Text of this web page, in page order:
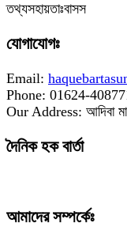
‎তথ্যসহায়তাঃবাসস
যোগাযোগঃ
Email:
Phone: 01624-
Our Address: আদিবা
দৈনিক হক বার্তা
আমাদের সম্পর্কেঃ